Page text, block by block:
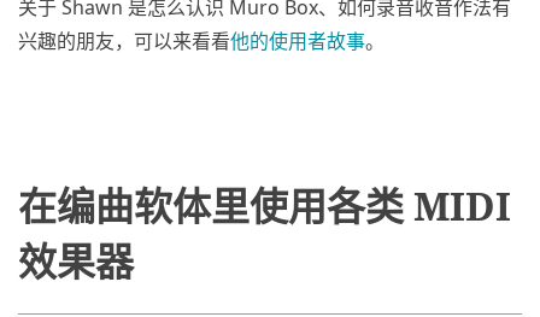
关于 Shawn 是怎么认识 Muro Box、如何录音收音作法有
兴趣的朋友，可以来看看他的使用者故事。
在编曲软体里使用各类 MIDI
效果器